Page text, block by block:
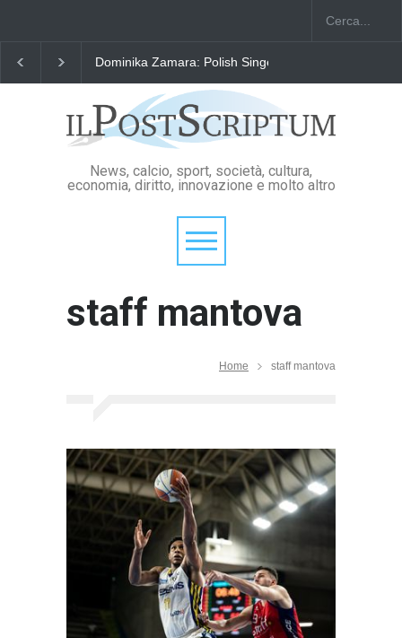
Dominika Zamara: Polish Singers' Alliance ofAmerica
News, calcio, sport, società, cultura,
economia, diritto, innovazione e molto altro
staff mantova
Home staff mantova